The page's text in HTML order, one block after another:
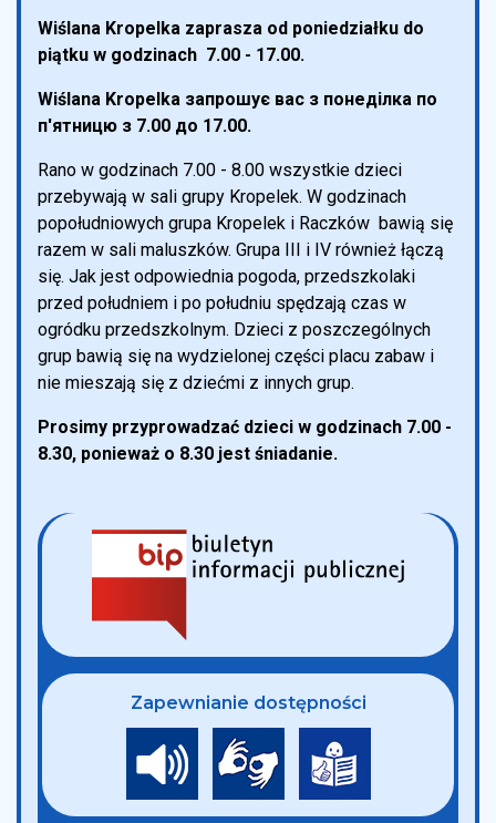
Wiślana Kropelka zaprasza od poniedziałku do
piątku w godzinach 7.00 - 17.00.
Wiślana Kropelka запрошує вас з понеділка по
п'ятницю з 7.00 до 17.00.
Rano w godzinach 7.00 - 8.00 wszystkie dzieci
przebywają w sali grupy Kropelek. W godzinach
popołudniowych grupa Kropelek i Raczków bawią się
razem w sali maluszków. Grupa III i IV również łączą
się. Jak jest odpowiednia pogoda, przedszkolaki
przed południem i po południu spędzają czas w
ogródku przedszkolnym. Dzieci z poszczególnych
grup bawią się na wydzielonej części placu zabaw i
nie mieszają się z dziećmi z innych grup.
Prosimy przyprowadzać dzieci w godzinach 7.00 -
8.30, ponieważ o 8.30 jest śniadanie.
Zapewnianie dostępności